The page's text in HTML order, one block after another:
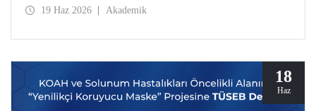
sıralamaya giren 25 üniversite arasında ilk sırada yer aldı.
19 Haz 2026 Akademik
18
Haz